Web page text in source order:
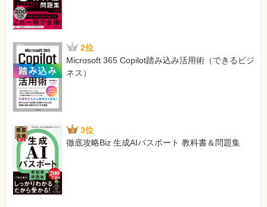
2位
Microsoft 365 Copilot踏み込み活用術（できるビジ
ネス）
3位
徹底攻略Biz 生成AIパスポート 教科書＆問題集